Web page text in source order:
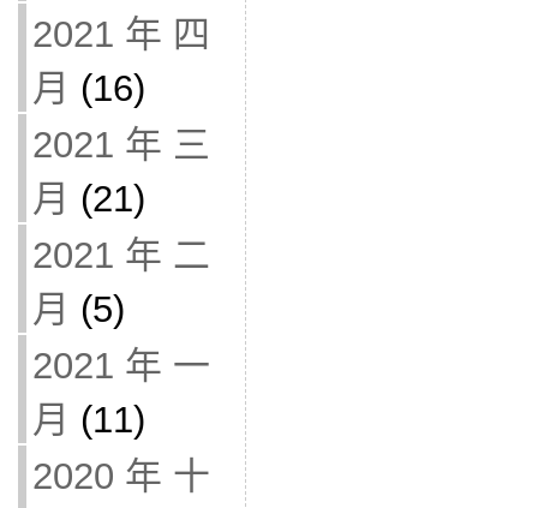
2021 年 四
月 (16)
2021 年 三
月 (21)
2021 年 二
月 (5)
2021 年 一
月 (11)
2020 年 十